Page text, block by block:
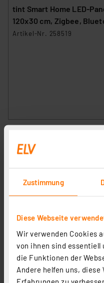
Zustimmung
Diese Webseite
Wir verwenden Cookies
von ihnen sind essentiell
die Funktionen der
Andere helfen uns, diese
Erfahrungen zu
tint Smart Home LED-
120x30 cm, Zigbee,
Artikel-Nr. 258519